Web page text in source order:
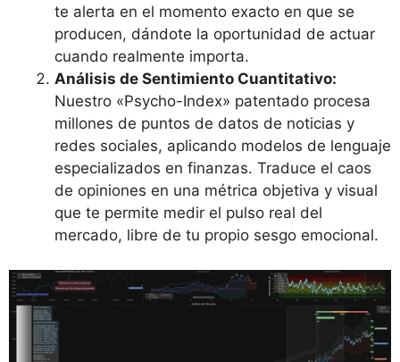
te alerta en el momento exacto en que se
producen, dándote la oportunidad de actuar
cuando realmente importa.
Análisis de Sentimiento Cuantitativo:
Nuestro «Psycho-Index» patentado procesa
millones de puntos de datos de noticias y
redes sociales, aplicando modelos de lenguaje
especializados en finanzas. Traduce el caos
de opiniones en una métrica objetiva y visual
que te permite medir el pulso real del
mercado, libre de tu propio sesgo emocional.